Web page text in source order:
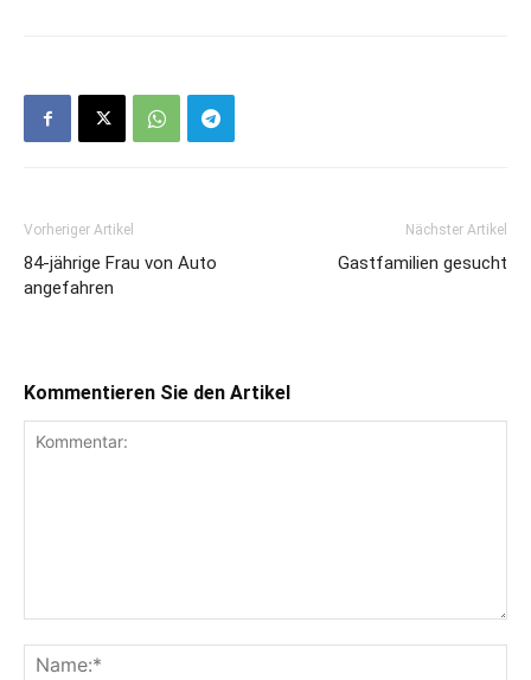
Vorheriger Artikel
84-jährige Frau von Auto
angefahren
Nächster Artikel
Gastfamilien gesucht
Kommentieren Sie den Artikel